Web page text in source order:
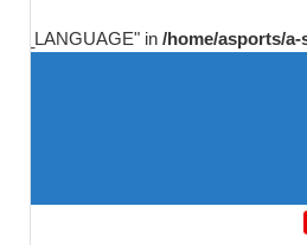
in /home/asports/